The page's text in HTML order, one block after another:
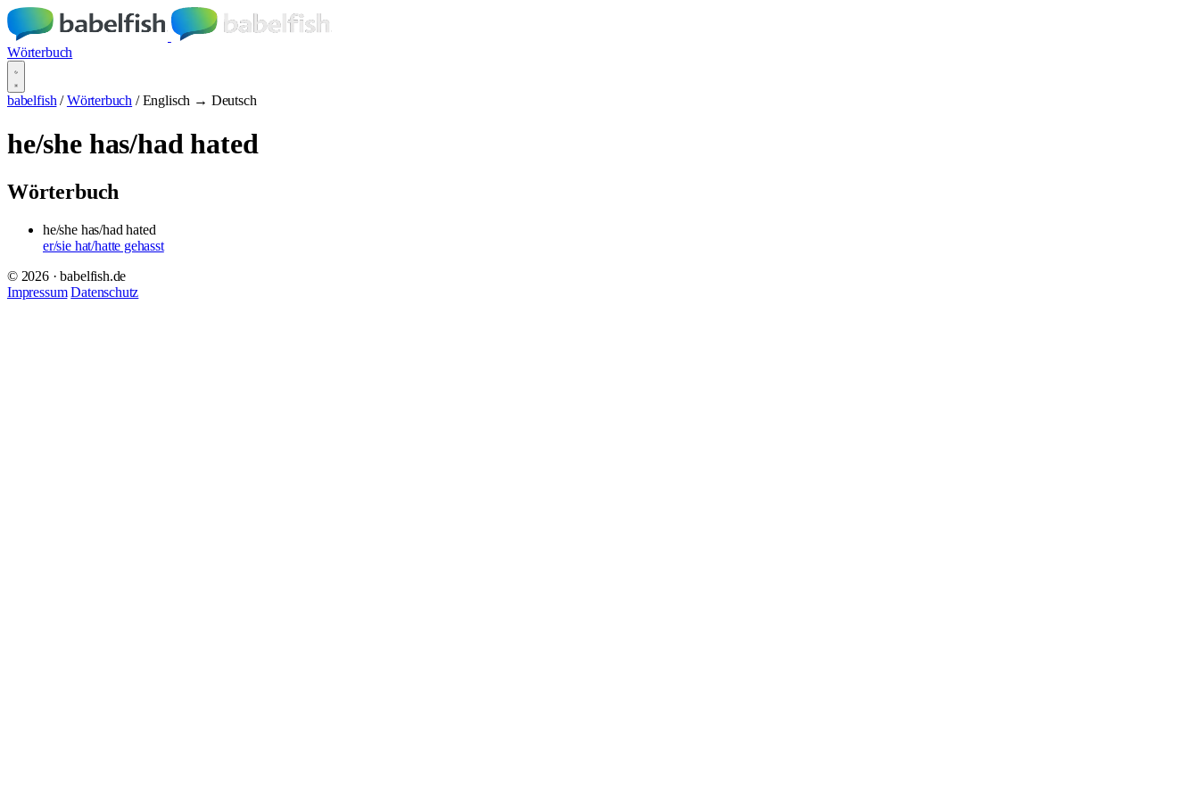
Wörterbuch
babelfish / Wörterbuch / Englisch → Deutsch
he/she has/had hated
Wörterbuch
he/she has/had hated
er/sie hat/hatte gehasst
© 2026 · babelfish.de
Impressum Datenschutz